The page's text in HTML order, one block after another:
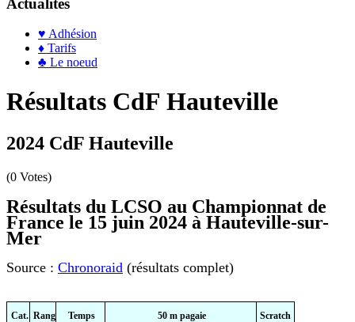
Actualités
♥ Adhésion
♦ Tarifs
♣ Le noeud
Résultats CdF Hauteville
2024 CdF Hauteville
(0 Votes)
Résultats du LCSO au Championnat de
France le 15 juin 2024 à Hauteville-sur-
Mer
Source : Chronoraid (résultats complet)
Cat. Rang Temps 50 m pagaie Scratch